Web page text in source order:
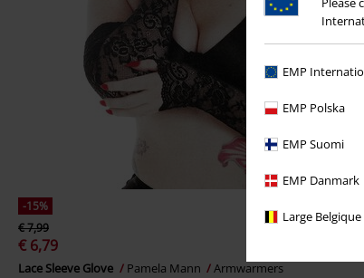
EMP
EMP Polska
EMP Suomi
EMP Danmark
Large Belgique
-15%
€ 7,99
€ 6,79
Lace Sleeve Glove Pamela Mann Armwarmers